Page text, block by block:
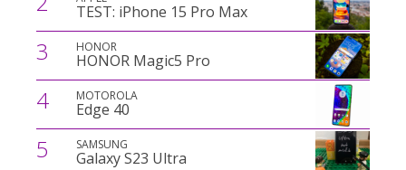
TEST: iPhone 15 Pro Max
3 HONOR
HONOR Magic5 Pro
4 MOTOROLA
Edge 40
5 SAMSUNG
Galaxy S23 Ultra